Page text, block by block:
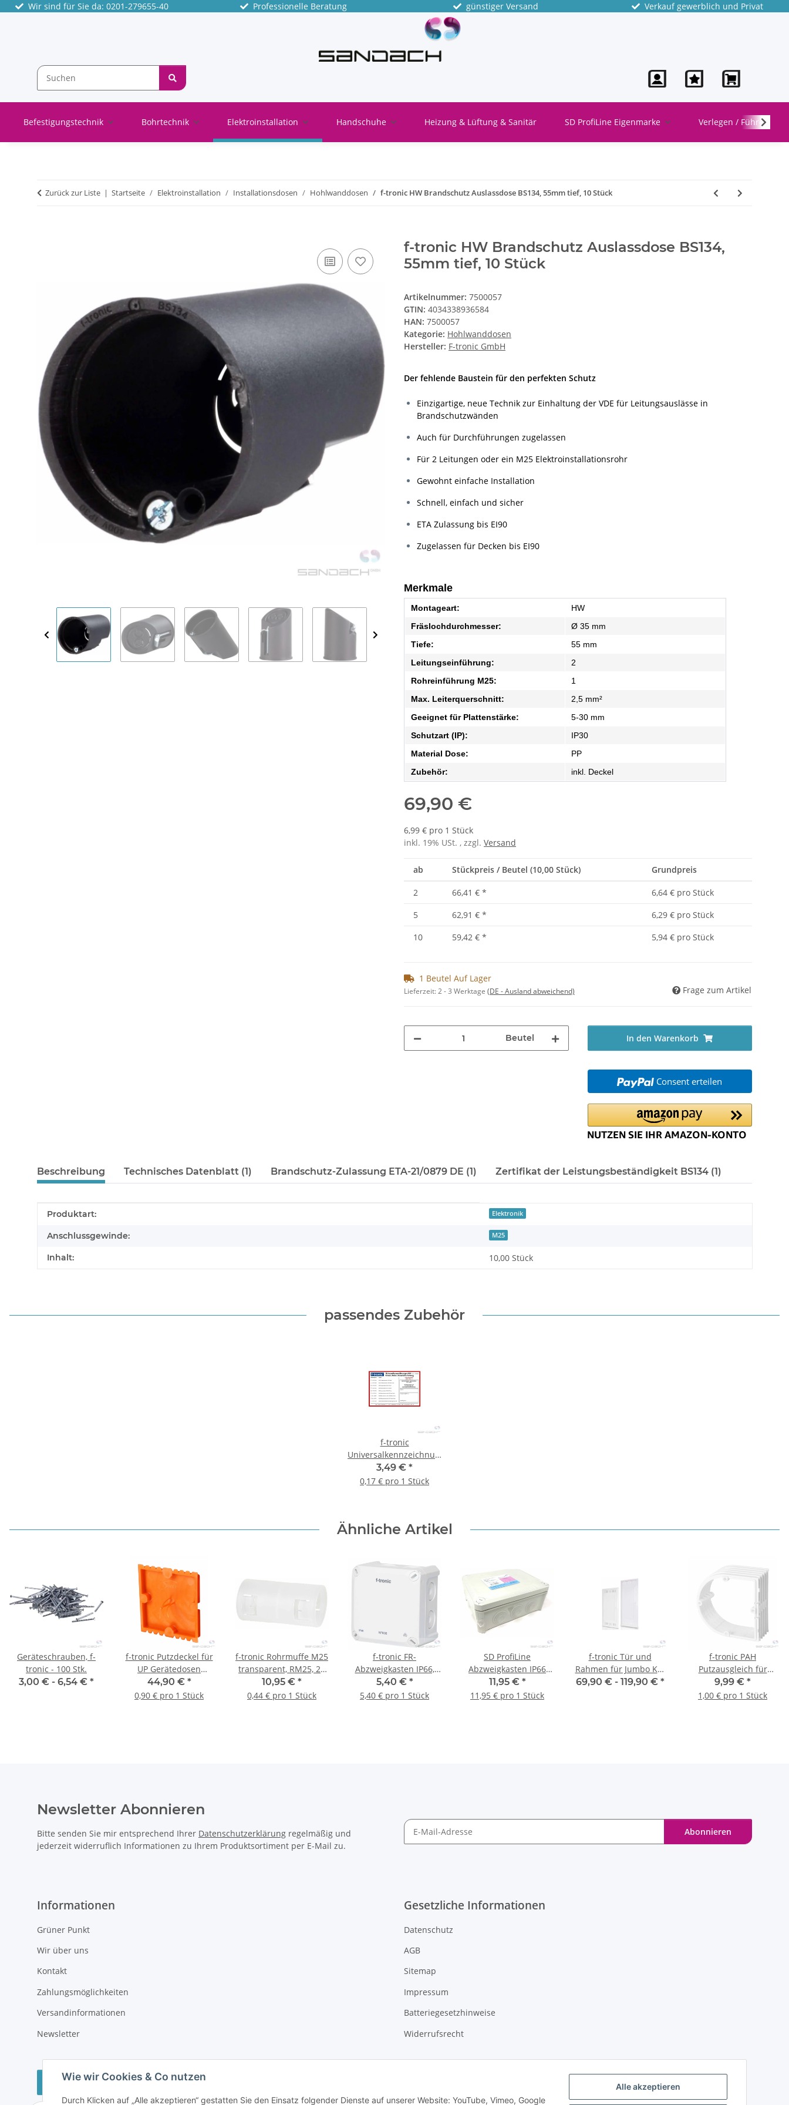
Alle akzeptieren
Wie wir Cookies & Co nutzen
Durch Klicken auf „Alle akzeptieren“ gestatten Sie den Einsatz folgender Dienste auf unserer Website: YouTube, Vimeo, Google
Wir sind für Sie da: 0201-279655-40 Professionelle Beratung günstiger Versand Verkauf gewerblich und Privat
Befestigungstechnik Bohrtechnik Elektroinstallation Handschuhe Heizung & Lüftung & Sanitär SD ProfiLine Eigenmarke Verlegen / Führen
Zurück zur Liste Startseite Elektroinstallation Installationsdosen Hohlwanddosen f-tronic HW Brandschutz Auslassdose BS134, 55mm tief, 10 Stück
f-tronic HW Brandschutz Auslassdose BS134,
55mm tief, 10 Stück
Artikelnummer: 7500057
GTIN: 4034338936584
HAN: 7500057
Kategorie: Hohlwanddosen
Hersteller: F-tronic GmbH
Der fehlende Baustein für den perfekten Schutz
Einzigartige, neue Technik zur Einhaltung der VDE für Leitungsauslässe in
Brandschutzwänden
Auch für Durchführungen zugelassen
Für 2 Leitungen oder ein M25 Elektroinstallationsrohr
Gewohnt einfache Installation
Schnell, einfach und sicher
ETA Zulassung bis EI90
Zugelassen für Decken bis EI90
Merkmale
Montageart:
HW
Fräslochdurchmesser:
Ø 35 mm
Tiefe:
55 mm
Leitungseinführung:
2
Rohreinführung M25:
1
Max. Leiterquerschnitt:
2,5 mm²
Geeignet für Plattenstärke:
5-30 mm
Schutzart (IP):
IP30
Material Dose:
PP
Zubehör:
inkl. Deckel
69,90 €
6,99 € pro 1 Stück
inkl. 19% USt. , zzgl. Versand
ab Stückpreis / Beutel (10,00 Stück) Grundpreis
2 66,41 € *
6,64 € pro Stück
5
62,91 € *
6,29 € pro Stück
10
59,42 € * 5,94 € pro Stück
1 Beutel Auf Lager
Lieferzeit:2 - 3 Werktage (DE - Ausland abweichend) Frage zum Artikel
Beutel In den Warenkorb
Consent erteilen
Beschreibung Technisches Datenblatt (1) Brandschutz-Zulassung ETA-21/0879 DE (1) Zertifikat der Leistungsbeständigkeit BS134 (1)
Produkteigenschaft
Wert
Produktart: Elektronik
Anschlussgewinde: M25
Inhalt: 10,00 Stück
passendes Zubehör
f-tronic
Universalkennzeichnungsschild
BSKS, 1 Stück
3,49 € *
0,17 € pro 1 Stück
Ähnliche Artikel
Geräteschrauben, f-
tronic - 100 Stk.
3,00 € - 6,54 € *
f-tronic Putzdeckel für
UP Gerätedosen
massiv, quadratisch, 50
Stück
44,90 € *
0,90 € pro 1 Stück
f-tronic Rohrmuffe M25
transparent, RM25, 25
Stück
10,95 € *
0,44 € pro 1 Stück
f-tronic FR-
Abzweigkasten IP66,
weiß, NEPTUN
Compact, 85x85x54mm
5,40 € *
5,40 € pro 1 Stück
SD ProfiLine
Abzweigkasten IP66
H16, 190x150x77mm,
lichtgrau
11,95 € *
11,95 € pro 1 Stück
f-tronic Tür und
Rahmen für Jumbo KW
Serie
69,90 € - 119,90 € *
f-tronic PAH
Putzausgleich für
HW+UP Gerätedosen
massiv, halbrund,
9,99 € *
1,00 € pro 1 Stück
Newsletter Abonnieren
Bitte senden Sie mir entsprechend Ihrer Datenschutzerklärung regelmäßig und
jederzeit widerruflich Informationen zu Ihrem Produktsortiment per E-Mail zu.
Abonnieren
Informationen
Grüner Punkt
Wir über uns
Kontakt
Zahlungsmöglichkeiten
Versandinformationen
Newsletter
Gesetzliche Informationen
Datenschutz
AGB
Sitemap
Impressum
Batteriegesetzhinweise
Widerrufsrecht
Vertrag widerrufen